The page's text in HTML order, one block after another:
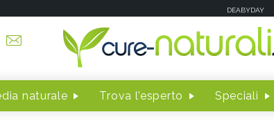
DEABYDAY
naturale Trova l'esperto Speciali